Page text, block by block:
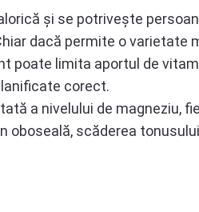
Mn Mangan
și se potrivește
dacă permite o varietate
poate limita aportul de
corect.
a nivelului de magneziu,
oboseală, scăderea